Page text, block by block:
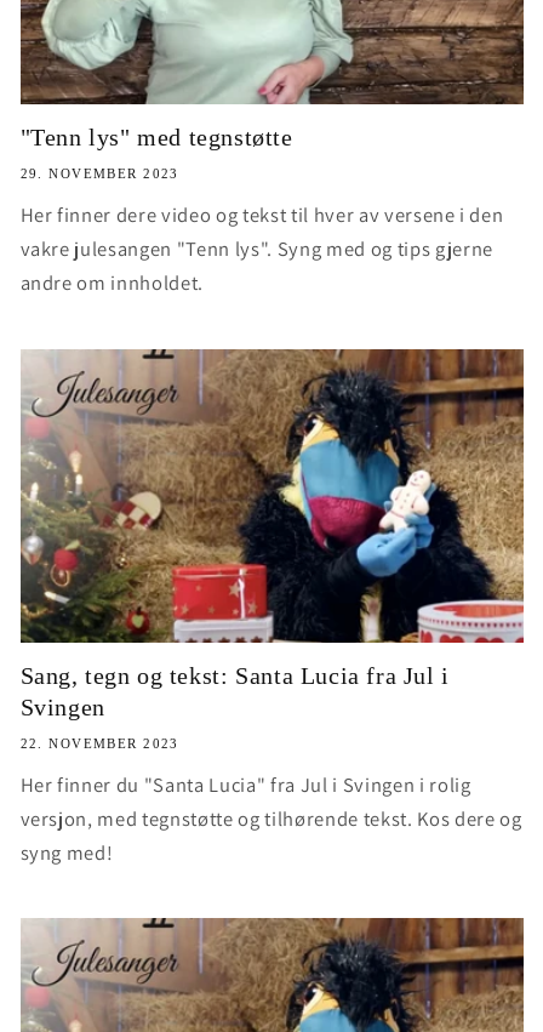
"Tenn lys" med tegnstøtte
29. NOVEMBER 2023
Her finner dere video og tekst til hver av versene i den
vakre julesangen "Tenn lys". Syng med og tips gjerne
andre om innholdet.
Sang, tegn og tekst: Santa Lucia fra Jul i
Svingen
22. NOVEMBER 2023
Her finner du "Santa Lucia" fra Jul i Svingen i rolig
versjon, med tegnstøtte og tilhørende tekst. Kos dere og
syng med!